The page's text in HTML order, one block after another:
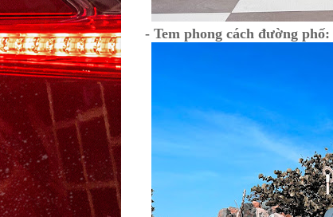
- Tem phong cách đường phố: